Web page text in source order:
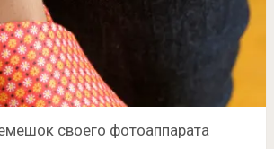
своего фотоаппарата